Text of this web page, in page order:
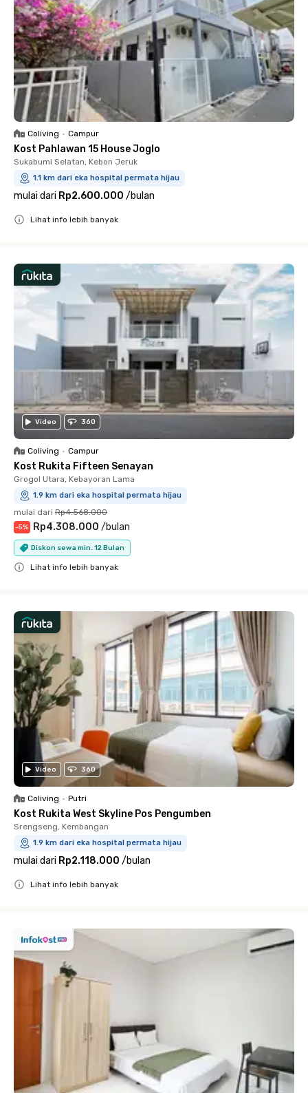
Coliving • Campur
Kost Pahlawan 15 House Joglo
Sukabumi Selatan, Kebon Jeruk
1.1 km dari eka hospital permata hijau
mulai dari Rp2.600.000 /bulan
Lihat info lebih banyak
Video 360
Coliving • Campur
Kost Rukita Fifteen Senayan
Grogol Utara, Kebayoran Lama
1.9 km dari eka hospital permata hijau
mulai dari Rp4.568.000
-5% Rp4.308.000 /bulan
Diskon sewa min. 12 Bulan
Lihat info lebih banyak
Video 360
Coliving • Putri
Kost Rukita West Skyline Pos Pengumben
Srengseng, Kembangan
1.9 km dari eka hospital permata hijau
mulai dari Rp2.118.000 /bulan
Lihat info lebih banyak